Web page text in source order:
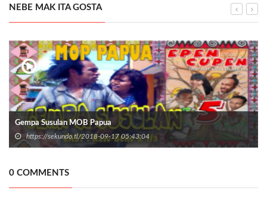
NEBE MAK ITA GOSTA
Gempa Susulan MOB Papua
https://sekundo.tl/2018-09-17 05:43:04
0 COMMENTS